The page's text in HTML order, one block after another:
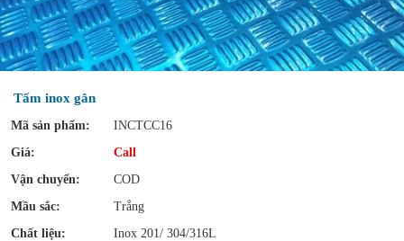
Tấm inox gân
Mã sản phẩm:
INCTCC16
Giá:
Call
Vận chuyển:
COD
Mầu sắc:
Trắng
Chất liệu:
Inox 201/ 304/316L